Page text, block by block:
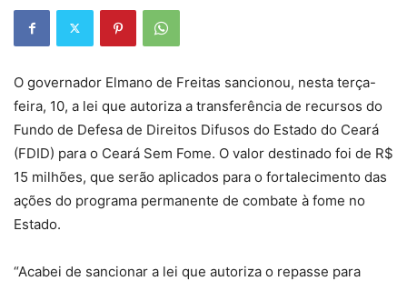
O governador Elmano de Freitas sancionou, nesta terça-
feira, 10, a lei que autoriza a transferência de recursos do
Fundo de Defesa de Direitos Difusos do Estado do Ceará
(FDID) para o Ceará Sem Fome. O valor destinado foi de R$
15 milhões, que serão aplicados para o fortalecimento das
ações do programa permanente de combate à fome no
Estado.
“Acabei de sancionar a lei que autoriza o repasse para